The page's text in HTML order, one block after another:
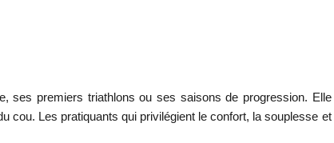
ses premiers triathlons ou ses saisons de progression. Elle
cou. Les pratiquants qui privilégient le confort, la souplesse et